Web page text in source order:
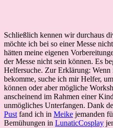
Schließlich kennen wir durchaus
möchte ich bei so einer Messe
hätten meine eigenen
der Messe nicht sein können. Es
Helfersuche. Zur Erklärung:
bekomme, suche ich mir Helfer,
können oder aber mögliche
anscheinend im Rahmen einer
unmögliches Unterfangen. Dank
Pust fand ich in Meike jemanden
Bemühungen in LunaticCosplay